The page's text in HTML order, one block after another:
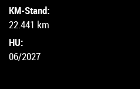
KM-Stand:
22.441 km
HU:
06/2027